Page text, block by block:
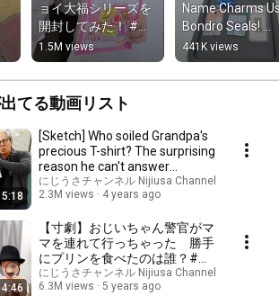
ョイ大福シリーズを
開封してみた！ #メ
ロジョイ #スクイー
ズ #にじうさチャン
ネル
1.5M views
Name Charms
Bondro Seals!
#NijiusaChannel
#Handmade
441K views
てる動画リスト
5:18
[Sketch] Who soiled Grandpa's
precious T-shirt? The surprising
reason he can't answer
#NijiUsaCha...
にじうさチャンネル Nijiusa Channel
2.3M views
4 years ago
4:46
【寸劇】おじいちゃん警官がマ
マを連れて行っちゃった 勝手
にプリンを食べたのは誰？#に
じうさチャンネル
にじうさチャンネル Nijiusa Channel
6.3M views
5 years ago